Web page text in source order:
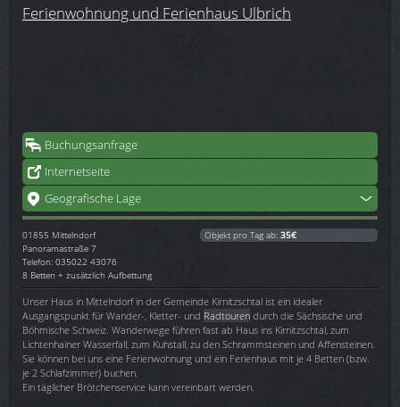
Ferienwohnung und Ferienhaus Ulbrich
Buchungsanfrage
Internetseite
Geografische Lage
01855 Mittelndorf
Panoramastraße 7
Telefon: 035022 43076
8 Betten + zusätzlich Aufbettung
Objekt pro Tag ab: 35€
Unser Haus in Mittelndorf in der Gemeinde Kirnitzschtal ist ein idealer
Ausgangspunkt für Wander-, Kletter- und Radtouren durch die Sächsische und
Böhmische Schweiz. Wanderwege führen fast ab Haus ins Kirnitzschtal, zum
Lichtenhainer Wasserfall, zum Kuhstall, zu den Schrammsteinen und Affensteinen.
Sie können bei uns eine Ferienwohnung und ein Ferienhaus mit je 4 Betten (bzw.
je 2 Schlafzimmer) buchen.
Ein täglicher Brötchenservice kann vereinbart werden.